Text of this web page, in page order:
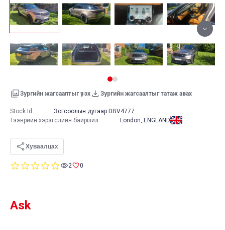
Зургийн жагсаалтыг үзэх Зургийн жагсаалтыг татаж авах
0.02 0
Ask
Stock Id: Зогсоолын дугаар: DBV4777
Тээврийн хэрэгслийн байршил: London, ENGLAND
Хуваалцах